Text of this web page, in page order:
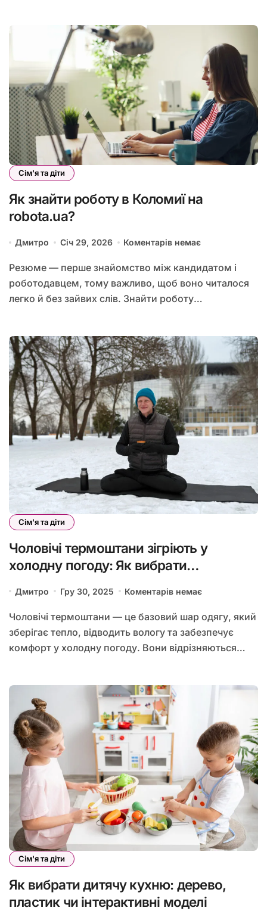
Сім'я та діти
Як знайти роботу в Коломиї на
robota.ua?
Дмитро Січ 29, 2026 Коментарів немає
Резюме — перше знайомство між кандидатом і
роботодавцем, тому важливо, щоб воно читалося
легко й без зайвих слів. Знайти роботу…
Сім'я та діти
Чоловічі термоштани зігріють у
холодну погоду: Як вибрати
Дмитро Гру 30, 2025 Коментарів немає
Чоловічі термоштани — це базовий шар одягу, який
зберігає тепло, відводить вологу та забезпечує
комфорт у холодну погоду. Вони відрізняються…
Сім'я та діти
Як вибрати дитячу кухню: дерево,
пластик чи інтерактивні моделі